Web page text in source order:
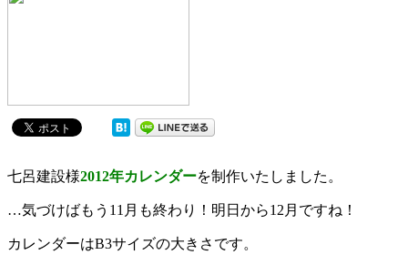
七呂建設様2012年カレンダーを制作いたしました。
…気づけばもう11月も終わり！明日から12月ですね！
カレンダーはB3サイズの大きさです。